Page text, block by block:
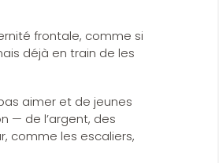
frontale, comme si
déjà en train de les
aimer et de jeunes
— de l’argent, des
comme les escaliers,